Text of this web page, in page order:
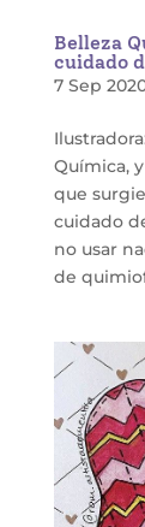
Belleza
cuidado
7 Sep
Química,
que
cuidado
no usar
de